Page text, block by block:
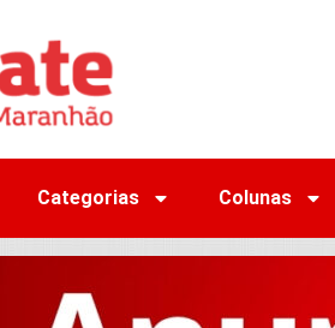
Categorias Colunas